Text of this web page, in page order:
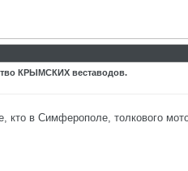
КРЫМСКИХ веставодов.
кто в Симферополе, толкового